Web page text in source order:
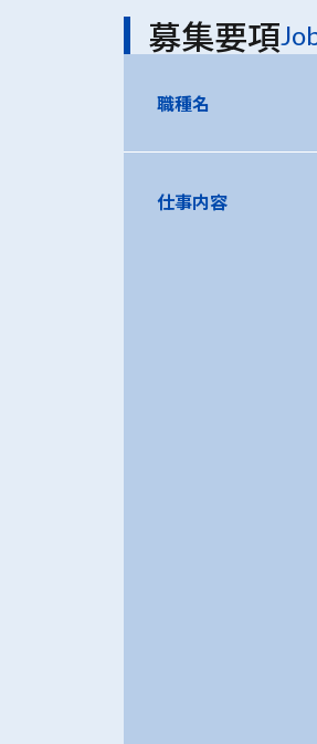
募集要項
職種名
仕事内容